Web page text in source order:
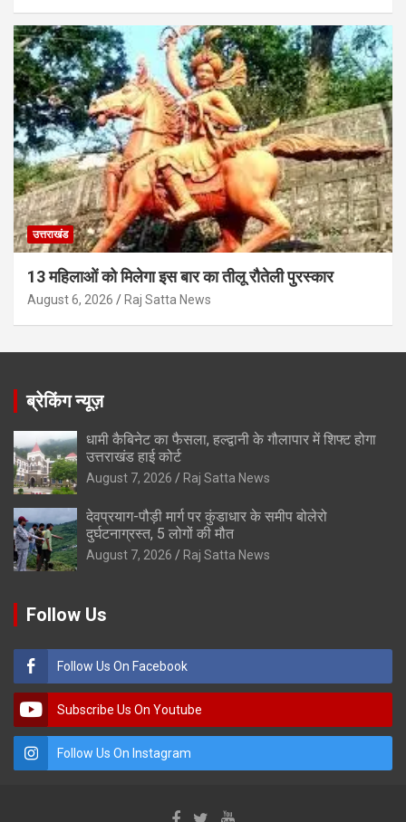
उत्तराखंड
13 महिलाओं को मिलेगा इस बार का तीलू रौतेली पुरस्कार
August 6, 2026 Raj Satta News
ब्रेकिंग न्यूज़
धामी कैबिनेट का फैसला, हल्द्वानी के गौलापार में शिफ्ट होगा
उत्तराखंड हाई कोर्ट
August 7, 2026 Raj Satta News
देवप्रयाग-पौड़ी मार्ग पर कुंडाधार के समीप बोलेरो
दुर्घटनाग्रस्त, 5 लोगों की मौत
August 7, 2026 Raj Satta News
Follow Us
Follow Us On Facebook
Subscribe Us On Youtube
Follow Us On Instagram